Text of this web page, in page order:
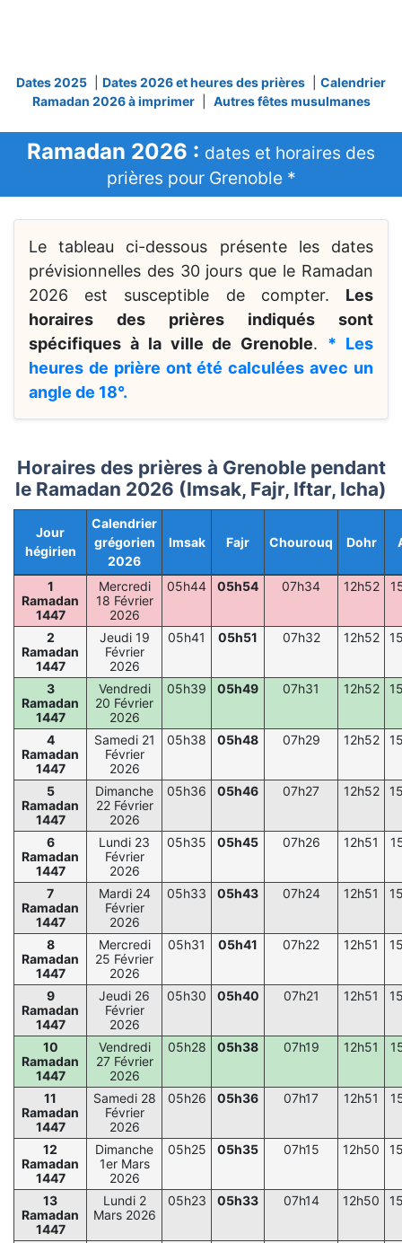
Dates 2025 Dates 2026 et heures des prières
Calendrier
Ramadan 2026 à imprimer
Autres fêtes musulmanes
Ramadan 2026 : dates et horaires des
prières pour Grenoble *
Le tableau ci-dessous présente les dates
prévisionnelles des 30 jours que le Ramadan
2026 est susceptible de compter.
Les
horaires des prières indiqués sont
spécifiques à la ville de Grenoble. * Les
heures de prière ont été calculées avec un
angle de 18°.
Horaires des prières à Grenoble pendant
le Ramadan 2026 (Imsak, Fajr, Iftar, Icha)
Jour
hégirien
Calendrier
grégorien
2026
Imsak Fajr Chourouq Dohr
1
Ramadan
1447
Mercredi
18 Février
2026
05h44 05h54 07h34 12h52
2
Ramadan
1447
Jeudi 19
Février
2026
05h41 05h51 07h32 12h52
3
Ramadan
1447
Vendredi
20 Février
2026
05h39 05h49 07h31 12h52
4
Ramadan
1447
Samedi 21
Février
2026
05h38 05h48 07h29 12h52
5
Ramadan
1447
Dimanche
22 Février
2026
05h36 05h46 07h27 12h52
6
Ramadan
1447
Lundi 23
Février
2026
05h35 05h45 07h26 12h51
7
Ramadan
1447
Mardi 24
Février
2026
05h33 05h43 07h24 12h51
8
Ramadan
1447
Mercredi
25 Février
2026
05h31 05h41 07h22 12h51
9
Ramadan
1447
Jeudi 26
Février
2026
05h30 05h40 07h21 12h51
10
Ramadan
1447
Vendredi
27 Février
2026
05h28 05h38 07h19 12h51
11
Ramadan
1447
Samedi 28
Février
2026
05h26 05h36 07h17 12h51
12
Ramadan
1447
Dimanche
1er Mars
2026
05h25 05h35 07h15 12h50
13
Ramadan
1447
Lundi 2
Mars 2026
05h23 05h33 07h14 12h50